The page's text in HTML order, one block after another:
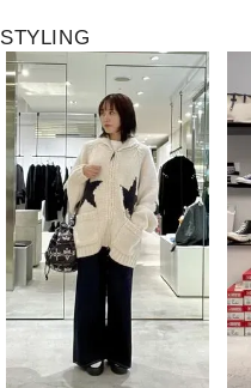
STYLING